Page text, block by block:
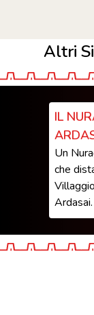
Altri
IL
Un
che
Ardasai.